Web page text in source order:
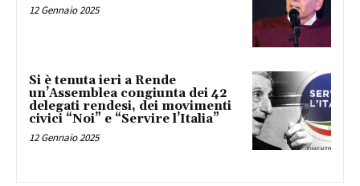
12 Gennaio 2025
Si è tenuta ieri a Rende
un’Assemblea congiunta dei 42
delegati rendesi, dei movimenti
civici “Noi” e “Servire l’Italia”
12 Gennaio 2025